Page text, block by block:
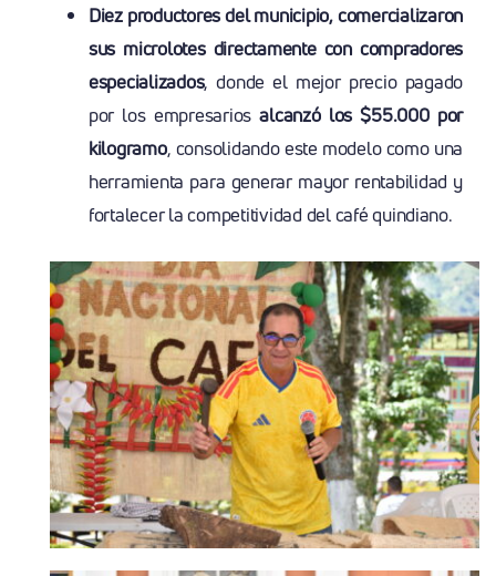
Diez productores del municipio, comercializaron
sus microlotes directamente con compradores
especializados, donde el mejor precio pagado
por los empresariosalcanzó los $55.000 por
kilogramo, consolidando este modelo como una
herramienta para generar mayor rentabilidad y
fortalecer la competitividad del café quindiano.